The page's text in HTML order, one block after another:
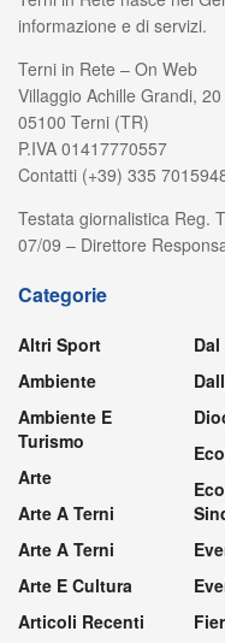
informazione e di servizi.
Terni in Rete – On Web
Villaggio Achille Grandi, 20
05100 Terni (TR)
P.IVA 01417770557
Contatti (+39) 335
Testata giornalistica Reg.
07/09 – Direttore
Categorie
Altri Sport
Ambiente
Ambiente E
Turismo
Arte
Arte A Terni
Arte A Terni
Arte E Cultura
Articoli Recenti